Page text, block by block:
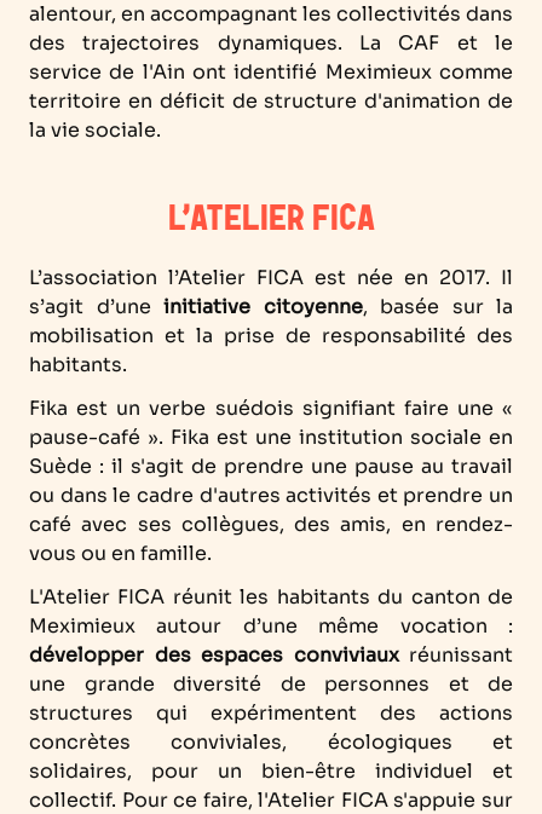
alentour, en accompagnant les collectivités dans
des trajectoires dynamiques. La CAF et le
service de l'Ain ont identifié Meximieux comme
territoire en déficit de structure d'animation de
la vie sociale.
L’ATELIER FICA
L’association l’Atelier FICA est née en 2017. Il
s’agit d’une initiative citoyenne, basée sur la
mobilisation et la prise de responsabilité des
habitants.
Fika est un verbe suédois signifiant faire une «
pause-café ». Fika est une institution sociale en
Suède : il s'agit de prendre une pause au travail
ou dans le cadre d'autres activités et prendre un
café avec ses collègues, des amis, en rendez-
vous ou en famille.
L'Atelier FICA réunit les habitants du canton de
Meximieux autour d’une même vocation :
développer des espaces conviviauxréunissant
une grande diversité de personnes et de
structures qui expérimentent des actions
concrètes conviviales, écologiques et
solidaires, pour un bien-être individuel et
collectif. Pour ce faire, l'Atelier FICA s'appuie sur